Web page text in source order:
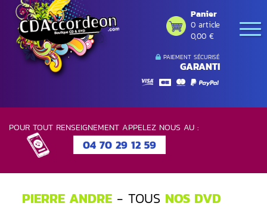
PAIEMENT SÉCURISÉ
GARANTI
Panier
0 article
0,00 €
POUR TOUT RENSEIGNEMENT APPELEZ NOUS AU :
04 70 29 12 59
PIERRE ANDRE - TOUS NOS DVD